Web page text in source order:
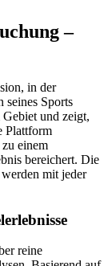
–
in der
seines Sports
und zeigt,
Plattform
einem
bereichert. Die
mit jeder
reine